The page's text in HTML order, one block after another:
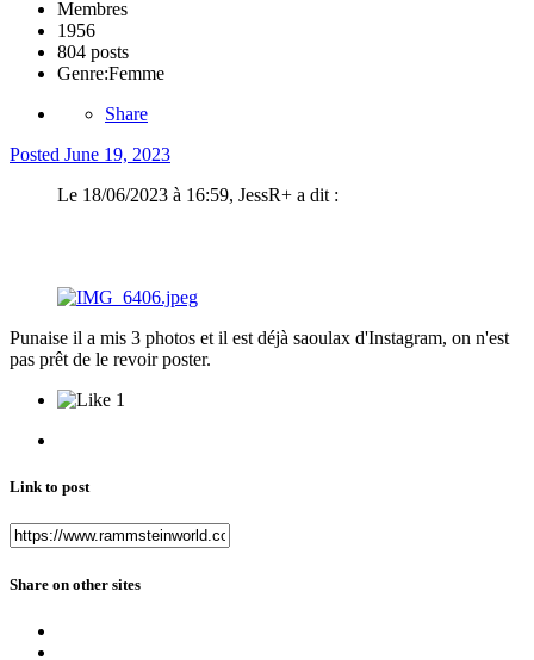
Membres
1956
804 posts
Genre:Femme
Share
Posted June 19, 2023
Le 18/06/2023 à 16:59, JessR+ a dit :
Punaise il a mis 3 photos et il est déjà saoulax d'Instagram, on n'est
pas prêt de le revoir poster.
1
Link to post
Share on other sites